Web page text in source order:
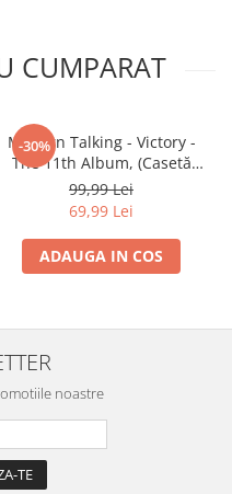
CUMPARAT
-30%
Modern Talking - Victory -
The 11th Album, (Casetă
Audio)
99,99 Lei
69,99 Lei
ADAUGA IN COS
noastre